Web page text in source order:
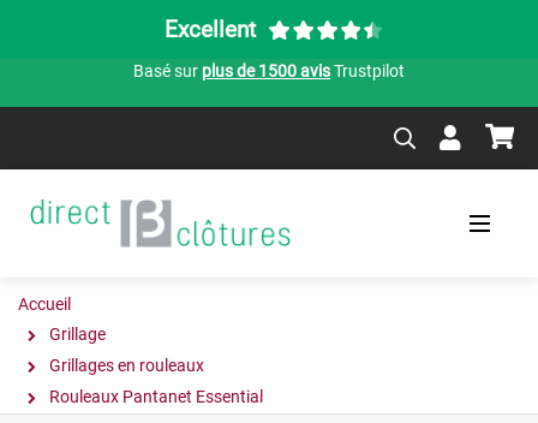
Excellent
Basé sur plus de 1500 avisTrustpilot
Accueil
Grillage
Grillages en rouleaux
Rouleaux Pantanet Essential